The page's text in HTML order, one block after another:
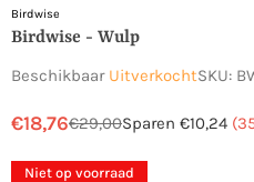
Birdwise
Birdwise - Wulp
Beschikbaar UitverkochtSKU:
Normale
prijs
€18,76€29,00Sparen €10,24 (
Niet op voorraad